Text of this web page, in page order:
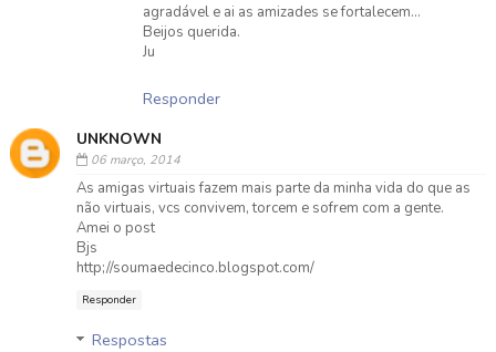
agradável e ai as amizades se fortalecem...
Beijos querida.
Ju
Responder
UNKNOWN
06 março, 2014
As amigas virtuais fazem mais parte da minha vida do que as
não virtuais, vcs convivem, torcem e sofrem com a gente.
Amei o post
Bjs
http;//soumaedecinco.blogspot.com/
Responder
Respostas